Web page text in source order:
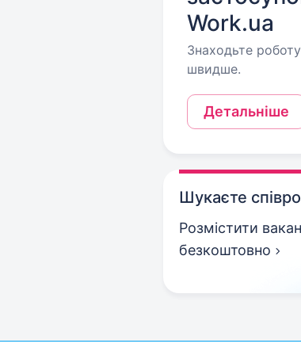
Work.ua
Знаходьте роботу
швидше.
Детальніше
Шукаєте
Розмістити
безкоштовно